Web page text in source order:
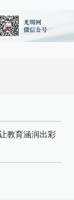
教育涵润出彩